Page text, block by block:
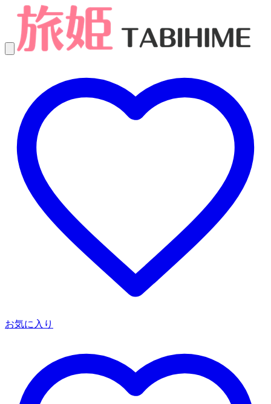
お気に入り